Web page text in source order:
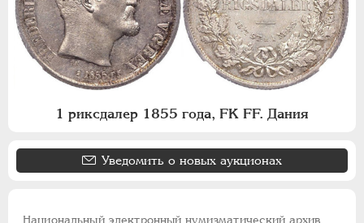
1 риксдалер 1855 года, FK FF. Дания
Уведомить о новых аукционах
Национальный электронный нумизматический архив